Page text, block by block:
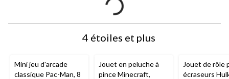
4 étoiles et plus
Mini jeu d'arcade
classique Pac-Man, 8
Jouet en peluche à
pince Minecraft,
Jouet de rôle
écraseurs